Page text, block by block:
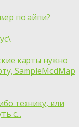
по айпи?
карты нужно
SampleModMap
технику, или
с...